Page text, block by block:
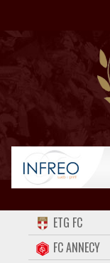
ACCUEIL
FORUM
ETG FC
FC ANNECY